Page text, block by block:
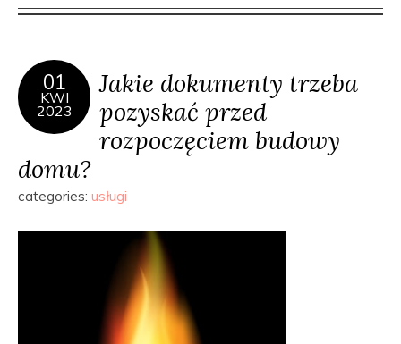
01
KWI
2023
Jakie dokumenty trzeba
pozyskać przed
rozpoczęciem budowy
domu?
categories: usługi